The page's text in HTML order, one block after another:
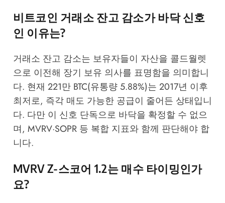
비트코인 거래소 잔고 감소가 바닥 신호
인 이유는?
거래소 잔고 감소는 보유자들이 자산을 콜드월렛
으로 이전해 장기 보유 의사를 표명함을 의미합니
다. 현재 221만 BTC(유통량 5.88%)는 2017년 이후
최저로, 즉각 매도 가능한 공급이 줄어든 상태입니
다. 다만 이 신호 단독으로 바닥을 확정할 수 없으
며, MVRV·SOPR 등 복합 지표와 함께 판단해야 합
니다.
MVRV Z-스코어 1.2는 매수 타이밍인가
요?